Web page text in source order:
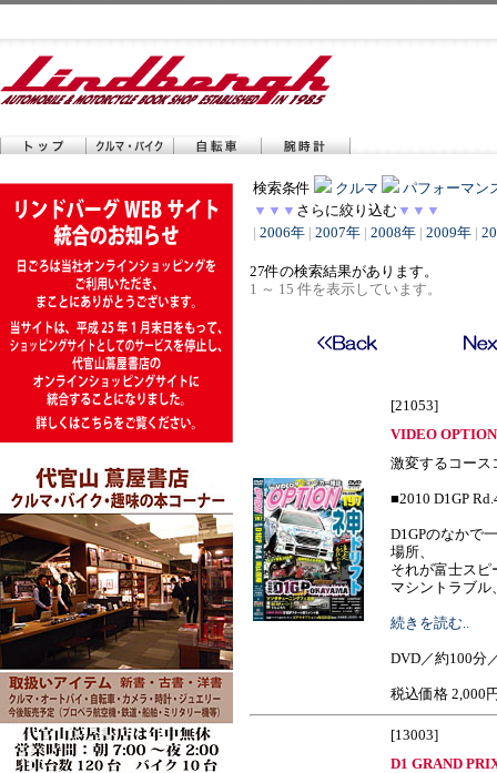
検索条件 クルマ
パフォーマン
▼▼▼ さらに絞り込む ▼▼▼
| 2006年 | 2007年 | 2008年 | 2009年 |
27件の検索結果があります。
1 ～ 15 件を表示しています。
[21053]
VIDEO
激変するコース
■2010 D1GP
D1GPのなかで
場所、
それが富士スピ
マシントラブル
続きを読む..
DVD／約100分
税込価格 2,000
[13003]
D1 GRAND